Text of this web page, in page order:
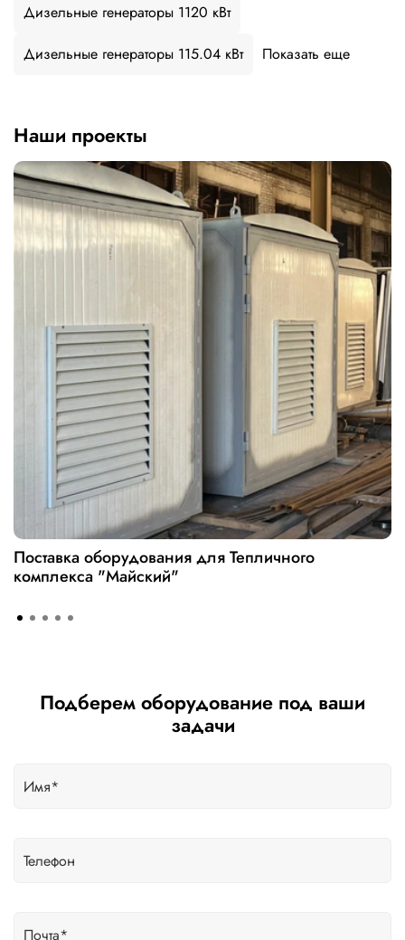
Дизельные генераторы 1120 кВт
Дизельные генераторы 115.04 кВт
Показать еще
Наши проекты
Поставка оборудования для Тепличного
комплекса "Майский"
Подберем оборудование под ваши
задачи